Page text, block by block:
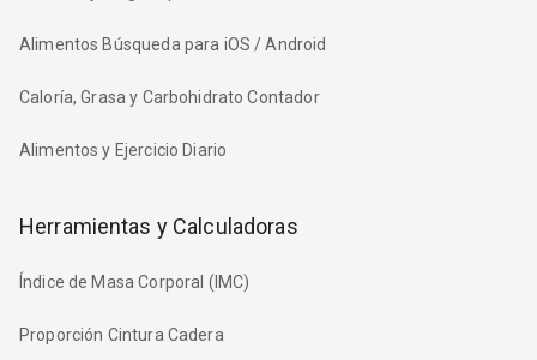
Alimentos Búsqueda para iOS / Android
Caloría, Grasa y Carbohidrato Contador
Alimentos y Ejercicio Diario
Herramientas y Calculadoras
Índice de Masa Corporal (IMC)
Proporción Cintura Cadera